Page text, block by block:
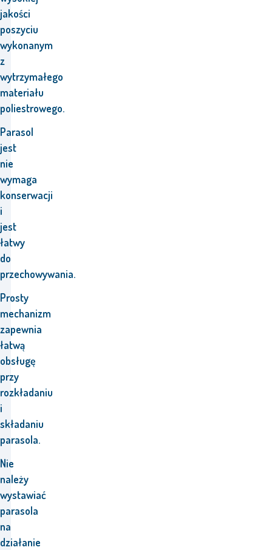
jakości
poszyciu
wykonanym
z
wytrzymałego
materiału
poliestrowego.
Parasol
jest
nie
wymaga
konserwacji
i
jest
łatwy
do
przechowywania.
Prosty
mechanizm
zapewnia
łatwą
obsługę
przy
rozkładaniu
i
składaniu
parasola.
Nie
należy
wystawiać
parasola
na
działanie